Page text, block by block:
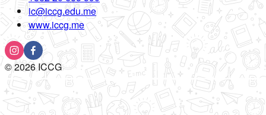
ic@iccg.edu.me
www.iccg.me
©2026ICCG